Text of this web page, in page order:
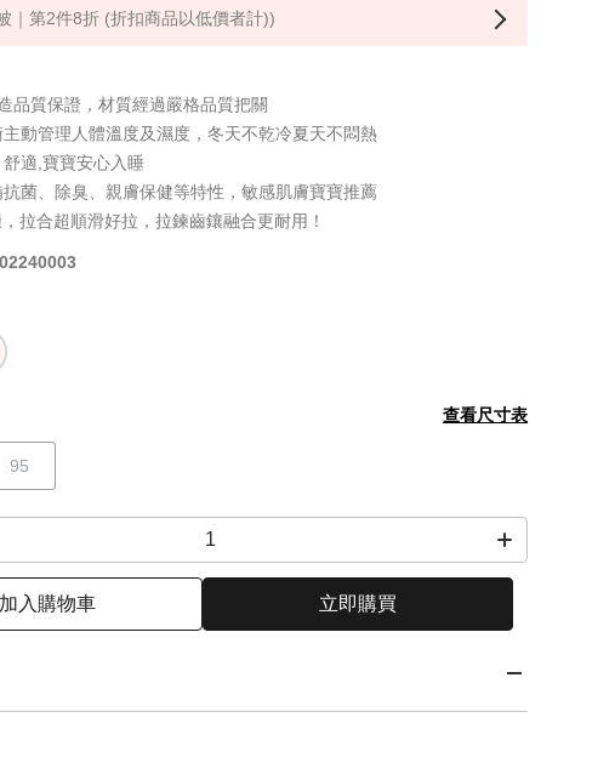
｜第2件8折 (折扣商品以低價者計))
品質保證，材質經過嚴格品質把關
動管理人體溫度及濕度，冬天不乾冷夏天不悶熱
適,寶寶安心入睡
菌、除臭、親膚保健等特性，敏感肌膚寶寶推薦
拉合超順滑好拉，拉鍊齒鑲融合更耐用！
查看尺寸表
95
加入購物車 立即購買